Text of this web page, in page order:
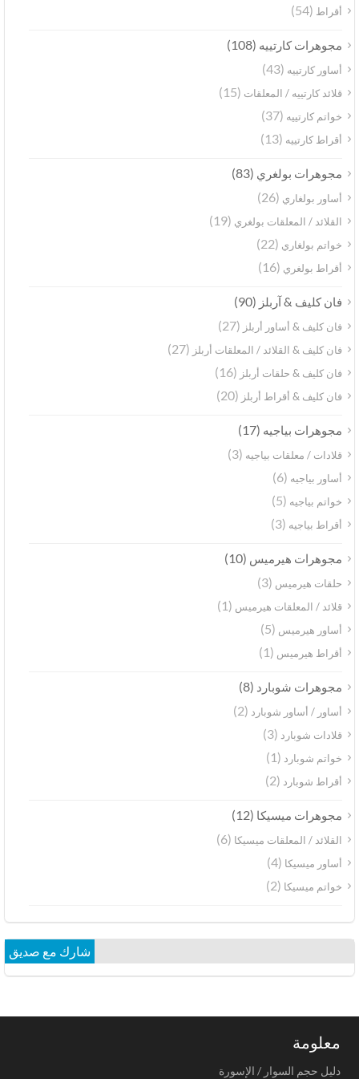
أقراط (54)
مجوهرات كارتييه(108)
أساور كارتييه(43)
قلائد كارتييه / المعلقات(15)
خواتم كارتييه(37)
أقراط كارتييه(13)
مجوهرات بولغري(83)
أساور بولغاري(26)
القلائد / المعلقات بولغري(19)
خواتم بولغاري(22)
أقراط بولغري(16)
فان كليف & آربلز (90)
فان كليف & أساور أربلز (27)
فان كليف & القلائد / المعلقات أربلز (27)
فان كليف & حلقات أربلز (16)
فان كليف & أقراط أربلز (20)
مجوهرات بياجيه(17)
قلادات / معلقات بياجيه(3)
أساور بياجيه(6)
خواتم بياجيه(5)
أقراط بياجيه(3)
مجوهرات هيرميس(10)
حلقات هيرميس(3)
قلائد / المعلقات هيرميس(1)
أساور هيرميس(5)
أقراط هيرميس(1)
مجوهرات شوبارد(8)
أساور / أساور شوبارد(2)
قلادات شوبارد(3)
خواتم شوبارد(1)
أقراط شوبارد(2)
مجوهرات ميسيكا(12)
القلائد / المعلقات ميسيكا(6)
أساور ميسيكا(4)
خواتم ميسيكا(2)
شارك مع صديق
معلومة
دليل حجم السوار / الإسورة